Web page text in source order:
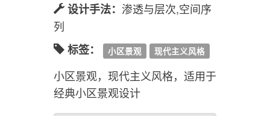
设计手法： 渗透与层次,空间序
列
标签：
小区景观 现代主义风格
小区景观，现代主义风格，适用于
经典小区景观设计